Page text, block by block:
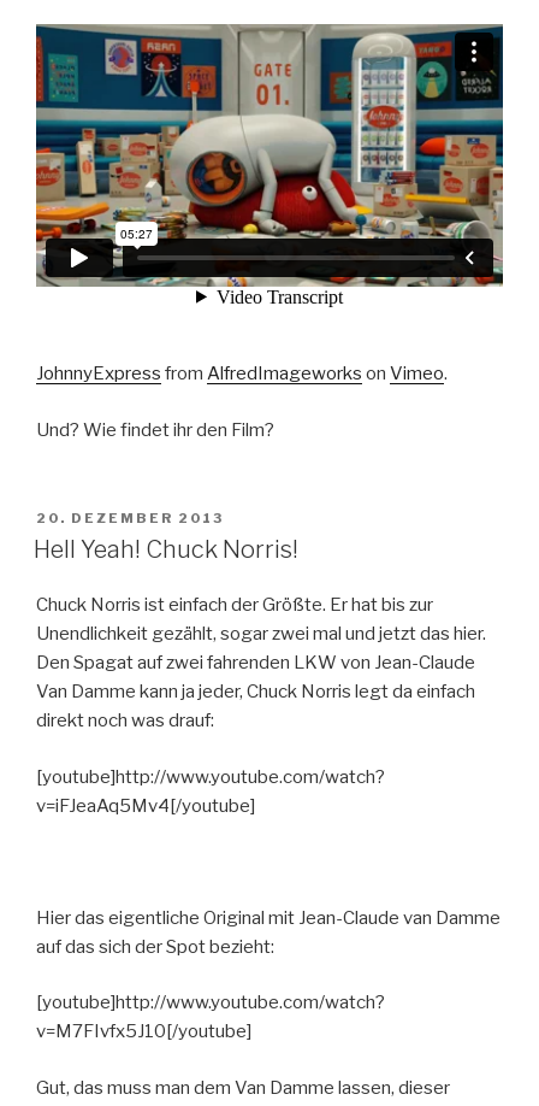
JohnnyExpress from AlfredImageworks on Vimeo.
Und? Wie findet ihr den Film?
VERÖFFENTLICHT
AM
20. DEZEMBER 2013
Hell Yeah! Chuck Norris!
Chuck Norris ist einfach der Größte. Er hat bis zur
Unendlichkeit gezählt, sogar zwei mal und jetzt das hier.
Den Spagat auf zwei fahrenden LKW von Jean-Claude
Van Damme kann ja jeder, Chuck Norris legt da einfach
direkt noch was drauf:
[youtube]http://www.youtube.com/watch?
v=iFJeaAq5Mv4[/youtube]
Hier das eigentliche Original mit Jean-Claude van Damme
auf das sich der Spot bezieht:
[youtube]http://www.youtube.com/watch?
v=M7FIvfx5J10[/youtube]
Gut, das muss man dem Van Damme lassen, dieser